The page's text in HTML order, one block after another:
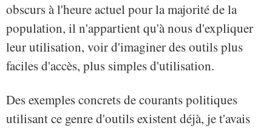
obscurs à l'heure actuel pour la majorité de la
population, il n'appartient qu'à nous d'expliquer
leur utilisation, voir d'imaginer des outils plus
faciles d'accès, plus simples d'utilisation.
Des exemples concrets de courants politiques
utilisant ce genre d'outils existent déjà, je t'avais